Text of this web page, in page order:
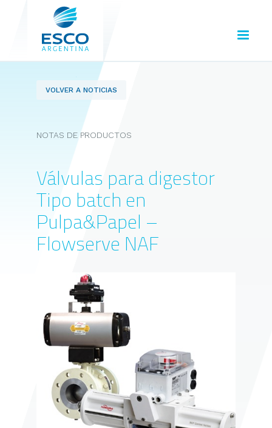
VOLVER A NOTICIAS
NOTAS DE PRODUCTOS
Válvulas para digestor
Tipo batch en
Pulpa&Papel –
Flowserve NAF